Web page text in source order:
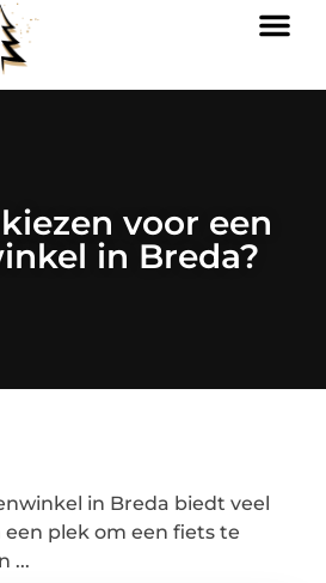
voor een
in Breda?
in Breda biedt veel
plek om een fiets te
...